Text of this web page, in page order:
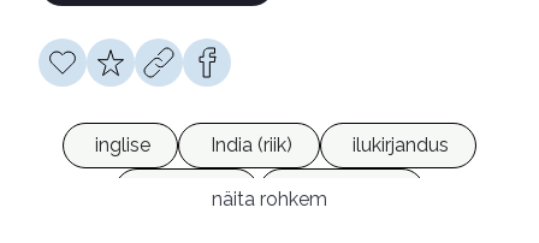
inglise India (riik)
ilukirjandus
romaanid
e-raamatud
näita rohkem